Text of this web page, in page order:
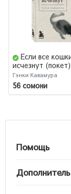
Если все
исчезнут (покет)
Гэнки Кавамура
56 сомони
Помощь